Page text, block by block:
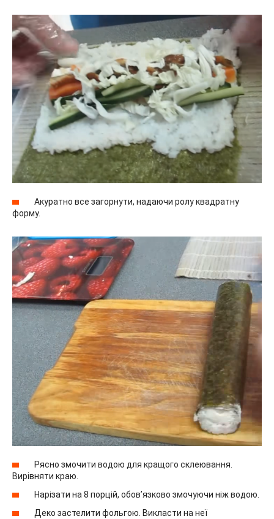
Акуратно все загорнути, надаючи ролу квадратну
форму.
Рясно змочити водою для кращого склеювання.
Вирівняти краю.
Нарізати на 8 порцій, обов’язково змочуючи ніж водою.
Деко застелити фольгою. Викласти на неї